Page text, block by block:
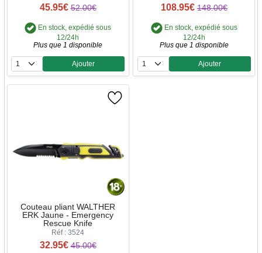
45.95€ 52.00€
En stock, expédié sous
12/24h
Plus que 1 disponible
Quantité
Ajouter
108.95€ 148.00€
En stock, expédié sous
12/24h
Plus que 1 disponible
Quantité
Ajouter
Couteau pliant WALTHER
ERK Jaune - Emergency
Rescue Knife
Réf : 3524
32.95€ 45.00€